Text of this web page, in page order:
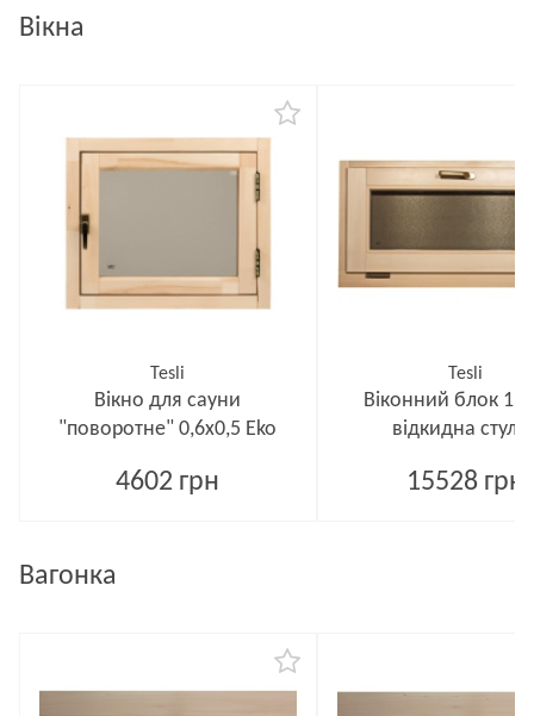
Вікна
Tesli
Вікно для сауни
"поворотне" 0,6х0,5 Еko
4602 грн
Tesli
Віконний блок
відкидна
15528 грн
Вагонка